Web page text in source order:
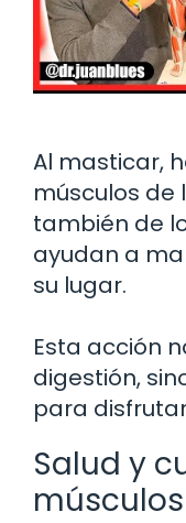
Al masticar,
músculos de
también de
ayudan a
su lugar.
Esta acción
digestión,
para
Salud y